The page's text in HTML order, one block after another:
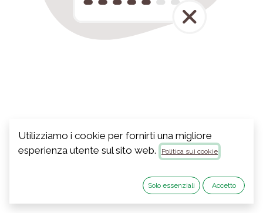
Utilizziamo i cookie per fornirti una migliore
esperienza utente sul sito web.
Politica sui cookie
Solo essenziali Accetto